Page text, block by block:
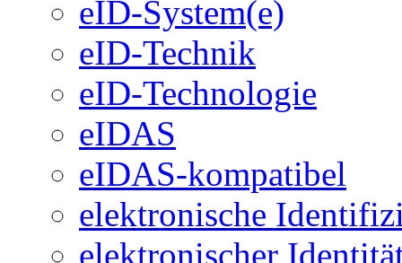
eID-System(e)
eID-Technik
eID-Technologie
eIDAS
eIDAS-kompatibel
elektronische
elektronischer